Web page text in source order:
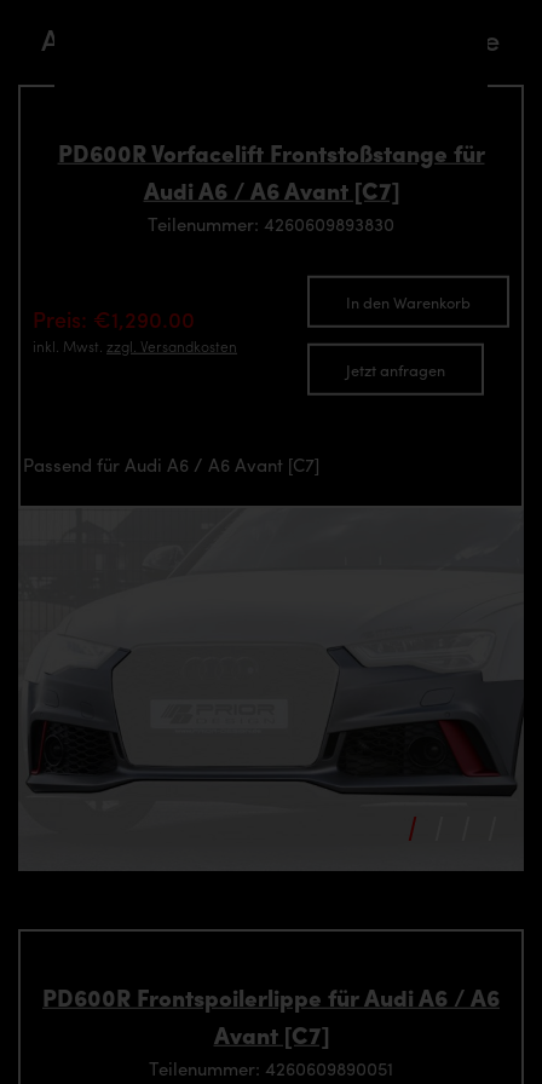
A6/S6/RS6 [C7] Breitbau Modelle
PD600R Vorfacelift Frontstoßstange für
Audi A6 / A6 Avant [C7]
Teilenummer: 4260609893830
Preis: €1,290.00
inkl. Mwst. zzgl. Versandkosten
In den Warenkorb
Jetzt anfragen
Passend für Audi A6 / A6 Avant [C7]
PD600R Frontspoilerlippe für Audi A6 / A6
Avant [C7]
Teilenummer: 4260609890051